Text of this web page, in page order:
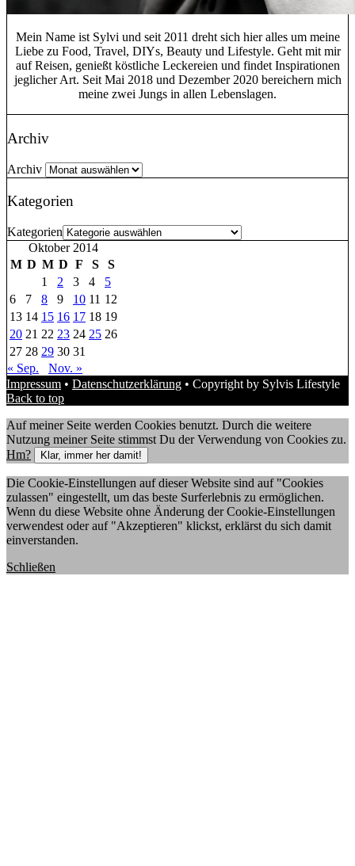
Mein Name ist Sylvi und seit 2011 dreht sich hier alles um meine
Liebe zu Food, Travel, DIYs, Beauty und Lifestyle. Geht mit mir
auf Reisen, genießt köstliche Leckereien und findet Inspirationen
jeglicher Art. Seit Mai 2018 und Dezember 2020 bereichern mich
meine zwei Jungs in allen Lebenslagen.
Archiv
Archiv
Kategorien
Kategorien
Oktober 2014
M D M D F S
S
1
2 3 4
5
6
7 8 9 10 11 12
13 14 15 16 17 18 19
20 21 22 23 24 25 26
27 28 29 30 31
« Sep.
Nov. »
Impressum • Datenschutzerklärung • Copyright by Sylvis Lifestyle
Back to top
Auf meiner Seite werden Cookies benutzt. Durch die weitere
Nutzung meiner Seite stimmst Du der Verwendung von Cookies zu.
Hm?
Klar, immer her damit!
Die Cookie-Einstellungen auf dieser Website sind auf "Cookies
zulassen" eingestellt, um das beste Surferlebnis zu ermöglichen.
Wenn du diese Website ohne Änderung der Cookie-Einstellungen
verwendest oder auf "Akzeptieren" klickst, erklärst du sich damit
einverstanden.
Schließen